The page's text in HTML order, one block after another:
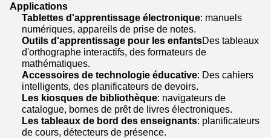
Applications
Tablettes d'apprentissage électronique: manuels
numériques, appareils de prise de notes.
Outils d'apprentissage pour les enfantsDes tableaux
d'orthographe interactifs, des formateurs de
mathématiques.
Accessoires de technologie éducative: Des cahiers
intelligents, des planificateurs de devoirs.
Les kiosques de bibliothèque: navigateurs de
catalogue, bornes de prêt de livres électroniques.
Les tableaux de bord des enseignants: planificateurs
de cours, détecteurs de présence.